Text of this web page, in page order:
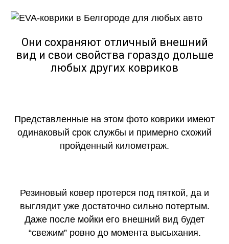
Они сохраняют отличный внешний
вид и свои свойства гораздо дольше
любых других ковриков
Представленные на этом фото коврики имеют
одинаковый срок службы и примерно схожий
пройденный километраж.
Резиновый ковер протерся под пяткой, да и
выглядит уже достаточно сильно потертым.
Даже после мойки его внешний вид будет
“свежим” ровно до момента высыхания.